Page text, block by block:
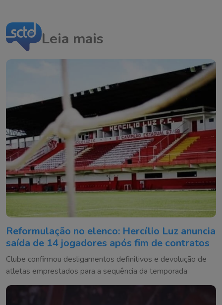
Leia mais
Reformulação no elenco: Hercílio Luz anuncia
saída de 14 jogadores após fim de contratos
Clube confirmou desligamentos definitivos e devolução de
atletas emprestados para a sequência da temporada